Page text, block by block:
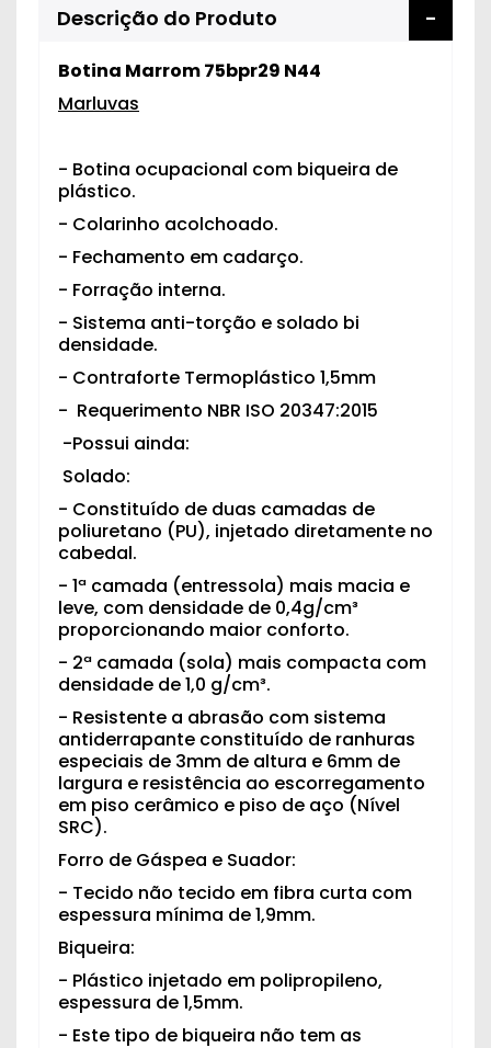
Descrição do Produto
Botina Marrom 75bpr29 N44
Marluvas
- Botina ocupacional com biqueira de
plástico.
- Colarinho acolchoado.
- Fechamento em cadarço.
- Forração interna.
- Sistema anti-torção e solado bi
densidade.
- Contraforte Termoplástico 1,5mm
- Requerimento NBR ISO 20347:2015
-Possui ainda:
Solado:
- Constituído de duas camadas de
poliuretano (PU), injetado diretamente no
cabedal.
- 1ª camada (entressola) mais macia e
leve, com densidade de 0,4g/cm³
proporcionando maior conforto.
- 2ª camada (sola) mais compacta com
densidade de 1,0 g/cm³.
- Resistente a abrasão com sistema
antiderrapante constituído de ranhuras
especiais de 3mm de altura e 6mm de
largura e resistência ao escorregamento
em piso cerâmico e piso de aço (Nível
SRC).
Forro de Gáspea e Suador:
- Tecido não tecido em fibra curta com
espessura mínima de 1,9mm.
Biqueira:
- Plástico injetado em polipropileno,
espessura de 1,5mm.
- Este tipo de biqueira não tem as